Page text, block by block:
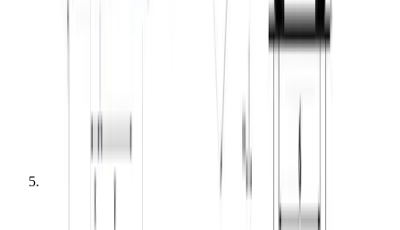
Gaffeltruck diesel (terræn 4x4) 5.0T